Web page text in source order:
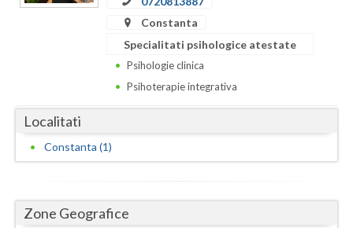
Covasna
Dambovita
Galati
Constanta
Specialitati psihologice atestate
Psihologie clinica
Psihoterapie integrativa
Localitati
Constanta (1)
Zone Geografice